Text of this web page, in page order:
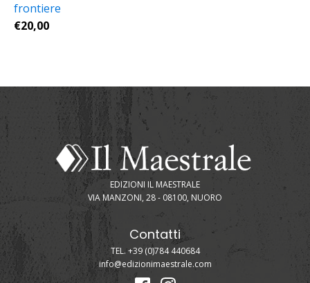
frontiere
€20,00
EDIZIONI IL MAESTRALE
VIA MANZONI, 28 - 08100, NUORO
Contatti
TEL. +39 (0)784 440684
info@edizionimaestrale.com